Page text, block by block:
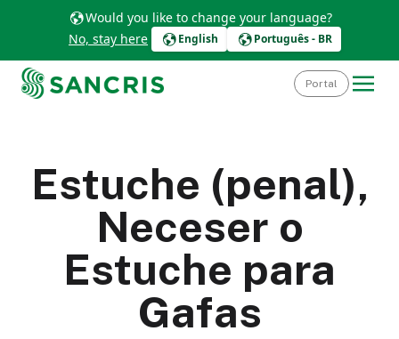
Would you like to change your language?
No, stay here
English Português - BR
Portal
Estuche (penal),
Neceser o
Estuche para
Gafas